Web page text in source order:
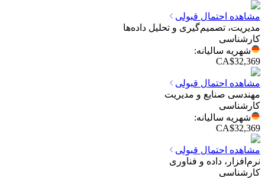
مشاهده احتمال قبولی
مدیریت، تصمیم‌گیری و تحلیل داده‌ها
کارشناسی
شهریه سالیانه:
CA$32,369
مشاهده احتمال قبولی
مهندسی صنایع و مدیریت
کارشناسی
شهریه سالیانه:
CA$32,369
مشاهده احتمال قبولی
نرم‌افزار، داده و فناوری
کارشناسی